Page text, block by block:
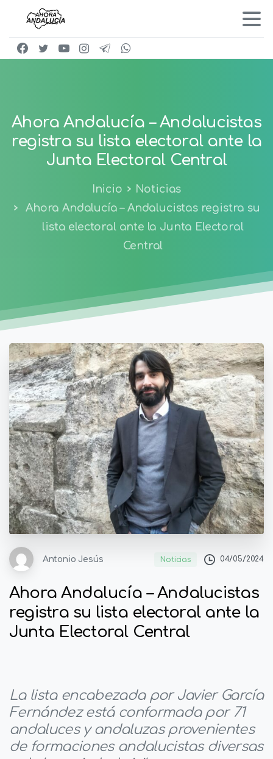
Ahora Andalucía – Andalucistas
registra su lista electoral ante la
Junta Electoral Central
Inicio
Noticias
Ahora Andalucía – Andalucistas registra su
lista electoral ante la Junta Electoral
Central
Antonio Jesús Noticias 04/05/2024
Ahora Andalucía – Andalucistas
registra su lista electoral ante la
Junta Electoral Central
La lista encabezada por Javier García
Fernández está conformada por 71
andaluces y andaluzas provenientes
de formaciones andalucistas diversas